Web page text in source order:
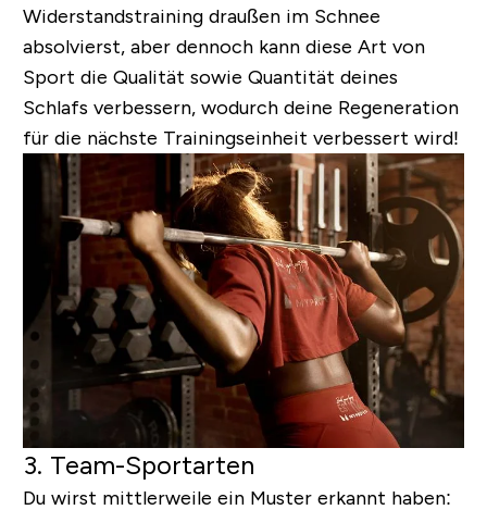
Widerstandstraining draußen im Schnee
absolvierst, aber dennoch kann diese Art von
Sport die Qualität sowie Quantität deines
Schlafs verbessern, wodurch deine Regeneration
für die nächste Trainingseinheit verbessert wird!
3. Team-Sportarten
Du wirst mittlerweile ein Muster erkannt haben: